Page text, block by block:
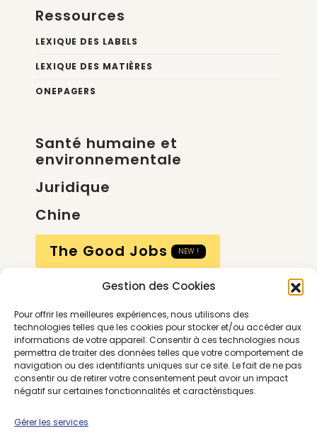
Gestion des Cookies
Pour offrir les meilleures expériences, nous utilisons des
technologies telles que les cookies pour stocker et/ou accéder aux
informations de votre appareil. Consentir à ces technologies nous
permettra de traiter des données telles que votre comportement de
navigation ou des identifiants uniques sur ce site. Le fait de ne pas
consentir ou de retirer votre consentement peut avoir un impact
négatif sur certaines fonctionnalités et caractéristiques.
Gérer les services
Ressources
LEXIQUE DES LABELS
LEXIQUE DES MATIÈRES
ONEPAGERS
Santé humaine et
environnementale
Juridique
Chine
The Good Jobs
NEW !
Compte
Calendrier
Contactez-nous